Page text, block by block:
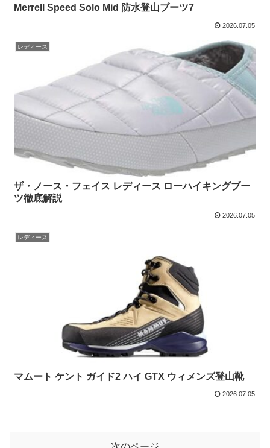
Merrell Speed Solo Mid 防水登山ブーツ7
2026.07.05
レディース
ザ・ノース・フェイス レディース ローハイキングブー
ツ徹底解説
2026.07.05
レディース
マムート ケント ガイド2 ハイ GTX ウィメンズ登山靴
2026.07.05